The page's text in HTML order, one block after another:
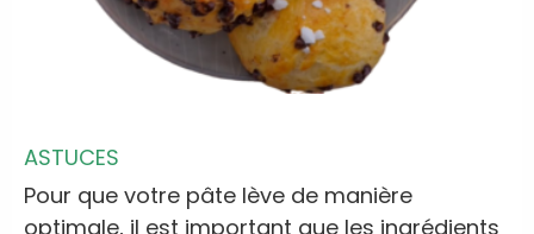
ASTUCES
Pour que votre pâte lève de manière
optimale, il est important que les ingrédients